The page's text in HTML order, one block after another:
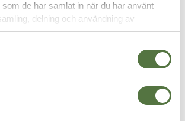
som de har samlat in när du har använt
delning och användning av
användas för personalisering av